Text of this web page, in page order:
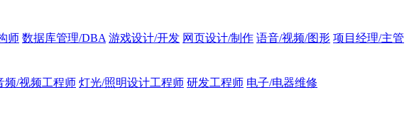
师 数据库管理/DBA 游戏设计/开发 网页设计/制作 语音/视频/图形 项目经理/主管
频/视频工程师 灯光/照明设计工程师 研发工程师 电子/电器维修